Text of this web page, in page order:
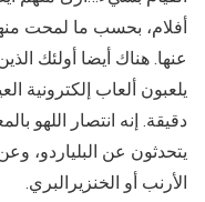
أفلام، بحسب ما لمحت
عنها. هناك أيضا أولئك
دقيقة. إنه انتصار اللهو
يتحدثون عن البلياردو،
الأرنب أو الخنزيرالبري.